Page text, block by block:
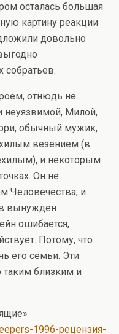
осталась большая
картину реакции
довольно
собратьев.
отнюдь не
неуязвимой, Милой,
обычный мужик,
везением (в
и некоторым
Он не
Человечества, и
вынужден
ошибается,
Потому, что
его семьи. Эти
близким и
1996-рецензия-